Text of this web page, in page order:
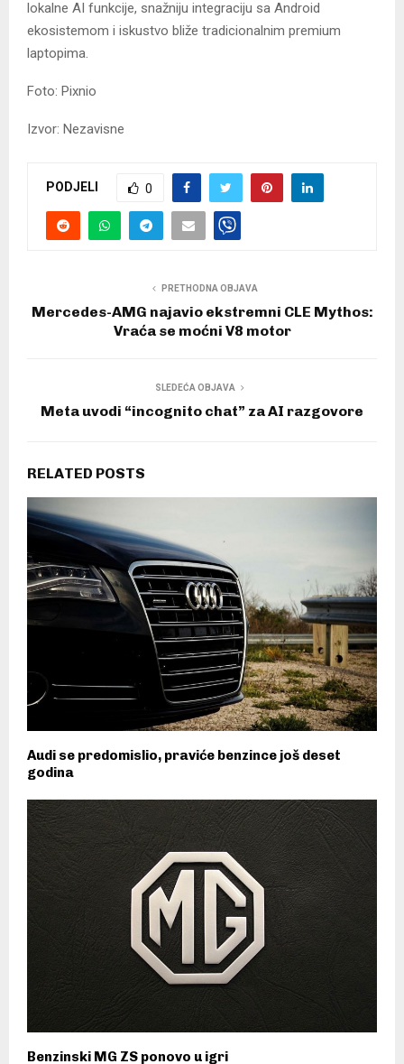
lokalne AI funkcije, snažniju integraciju sa Android
ekosistemom i iskustvo bliže tradicionalnim premium
laptopima.
Foto: Pixnio
Izvor: Nezavisne
PODJELI 0
PRETHODNA OBJAVA
Mercedes-AMG najavio ekstremni CLE Mythos:
Vraća se moćni V8 motor
SLEDEĆA OBJAVA
Meta uvodi “incognito chat” za AI razgovore
RELATED POSTS
Audi se predomislio, praviće benzince još deset
godina
Benzinski MG ZS ponovo u igri